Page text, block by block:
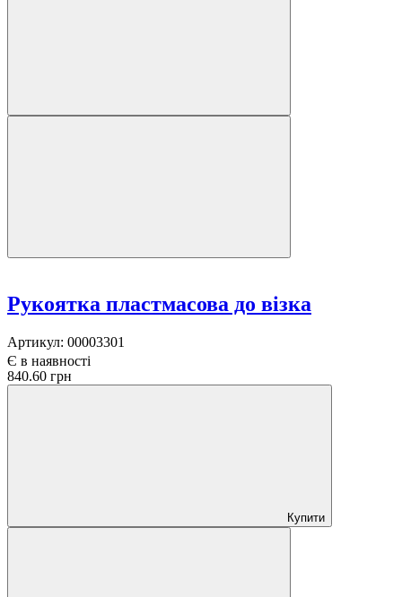
Рукоятка пластмасова до візка
Артикул: 00003301
Є в наявності
840.60 грн
Купити